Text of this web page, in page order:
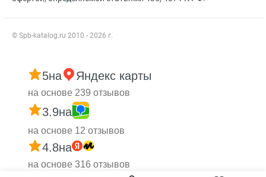
© Spb-katalog.ru 2010 - 2026 г.
5на Яндекс карты
на основе 239 отзывов
3.9на
на основе 12 отзывов
4.8на
на основе 316 отзывов